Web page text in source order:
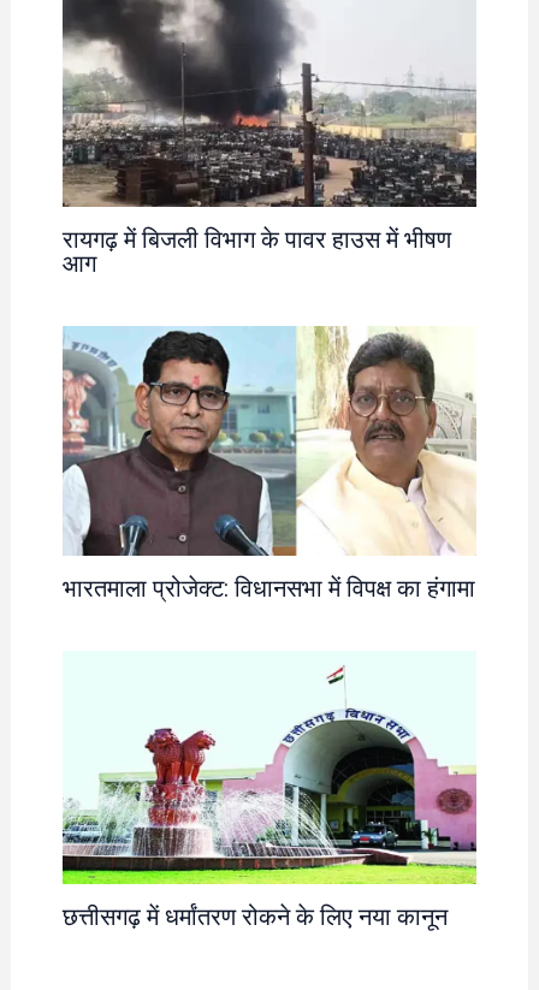
रायगढ़ में बिजली विभाग के पावर हाउस में भीषण
आग
भारतमाला प्रोजेक्ट: विधानसभा में विपक्ष का हंगामा
छत्तीसगढ़ में धर्मांतरण रोकने के लिए नया कानून